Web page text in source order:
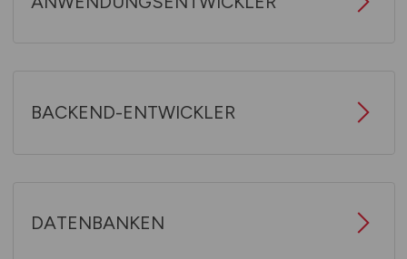
BACKEND-ENTWICKLER
DATENBANKEN